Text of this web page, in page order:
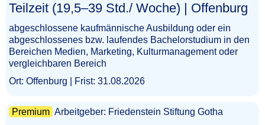
Teilzeit (19,5–39 Std./ Woche) | Offenburg​‌‌‌‌​‌​​​‌‌‌‌​​‌‌‌
abgeschlossene kaufmännische Ausbildung oder ein
abgeschlossenes bzw. laufendes Bachelorstudium in den
Bereichen Medien, Marketing, Kulturmanagement oder
vergleichbaren Bereich
Ort: Offenburg | Frist: 31.08.2026
Premium Arbeitgeber: Friedenstein Stiftung Gotha